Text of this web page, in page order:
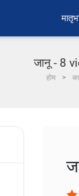
जानू - 8
होम